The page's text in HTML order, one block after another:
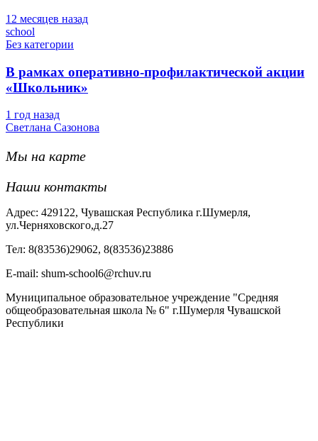
12 месяцев назад
school
Без категории
В рамках оперативно-профилактической акции
«Школьник»
1 год назад
Светлана Сазонова
Мы на карте
Наши контакты
Адрес: 429122, Чувашская Республика г.Шумерля,
ул.Черняховского,д.27
Тел: 8(83536)29062, 8(83536)23886
Е-mail: shum-school6@rchuv.ru
Муниципальное образовательное учреждение "Средняя
общеобразовательная школа № 6" г.Шумерля Чувашской
Республики